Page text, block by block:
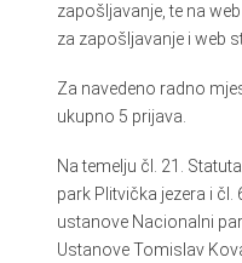
zapošljavanje, te na
za zapošljavanje i web
Za navedeno radno
ukupno 5 prijava.
Na temelju čl. 21.
park Plitvička jezera i čl.
ustanove Nacionalni
Ustanove Tomislav